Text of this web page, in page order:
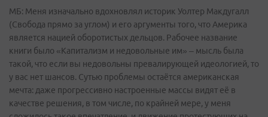
МБ: Меня изначально вдохновлял историк Уолтер Макдугалл
(Свобода прямо за углом) и его аргументы того, что Америка
является нацией оборотистых дельцов. Рабочее название
книги было «Капитализм и недовольные им» – мысль была
такой, что если вы недовольны превалирующей идеологией, то
у вас нет шансов. Сутью проблемы остаётся американская
мечта: даже прогрессивно настроенные массы видят её в
качестве решения, в том числе, по крайней мере, у меня